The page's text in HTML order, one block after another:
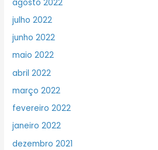
agosto 2022
julho 2022
junho 2022
maio 2022
abril 2022
março 2022
fevereiro 2022
janeiro 2022
dezembro 2021